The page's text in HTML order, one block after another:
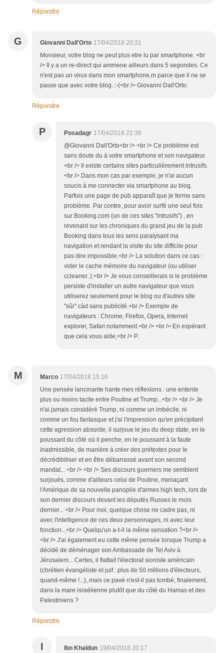
Répondre
G Giovanni Dall'Orto 17/04/2018 20:31
Monsieur, votre blog ne peut plus etre lu par smartphone. <br
/> Il y a un re-direct qui ammene ailleurs dans 5 segondes. Ce
n'est pas un virus dans mon smartphone,m parce que il ne se
passe que avec votre blog. :-(<br /> Giovanni Dall'Orto.
Répondre
P Posadagr 17/04/2018 21:38
@Giovanni Dall'Orto<br /> <br /> Ce problème est
sans doute du à votre smartphone et son navigateur.
<br /> Il existe certains sites particulièrement intrusifs.
<br /> Dans mon cas par exemple, je n'ai aucun
soucis à me connecter via smartphone au blog.
Parfois une page de pub apparaît que je ferme sans
problème. Par contre, pour avoir surfé une seul fois
sur Booking.com (un de ces sites "intrusifs") , en
revenant sur les chroniques du grand jeu de la pub
Booking dans tous les sens paralysant ma
navigation et rendant la visite du site difficile pour
pas dire impossible.<br /> La solution dans ce cas :
vider le cache mémoire du navigateur (ou utiliser
ccleaner..).<br /> Je vous conseillerais si le problème
persiste d'installer un autre navigateur que vous
utiliserez seulement pour le blog ou d'autres site
"sûr" càd sans publicité.<br /> Exemple de
navigateurs : Chrome, Firefox, Opera, Internet
explorer, Safari notamment.<br /> <br /> En espérant
que cela vous aide,<br /> P.
M Marco 17/04/2018 15:16
Une pensée lancinante hante mes réflexions : une entente
plus ou moins tacite entre Poutine et Trump...<br /> <br /> Je
n'ai jamais considéré Trump, ni comme un imbécile, ni
comme un fou fantasque et j'ai l'impression qu'en précipitant
cette agression absurde, il surjoue le jeu du deep state, en le
poussant du côté où il penche, en le poussant à la faute
inadmissible, de manière à créer des prétextes pour le
décrédibiliser et en être débarrassé avant son second
mandat... <br /> <br /> Ses discours guerriers me semblent
surjoués, comme d'ailleurs celui de Poutine, menaçant
l'Amérique de sa nouvelle panoplie d'armes high tech, lors de
son dernier discours devant les députés Russes le mois
dernier... <br /> Pour moi, quelque chose ne cadre pas, ni
avec l'intelligence de ces deux personnages, ni avec leur
fonction...<br /> Quelqu'un a-t-il la même sensation ?<br />
<br /> J'ai également eu cette même pensée lorsque Trump a
décidé de déménager son Ambassade de Tel Aviv à
Jérusalem... Certes, il flattait l'électorat sioniste américain
(chrétien évangéliste et juif : plus de 50 millions d'électeurs,
quand-même !...), mais ce pavé n'est-il pas tombé, finalement,
dans la mare israélienne plutôt que du côté du Hamas et des
Palestiniens ?
Répondre
I Ibn Khaldun 19/04/2018 20:17